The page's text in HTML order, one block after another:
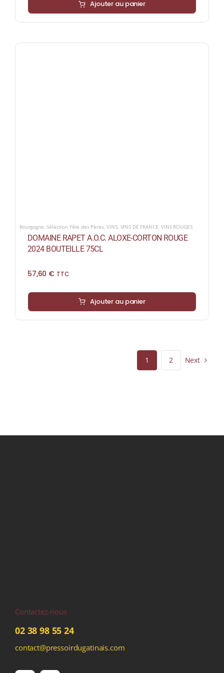
Ajouter au panier
Bourgogne,Sélection Fête des Pères,VINS, VINS DE FRANCE,VINS ROUGES
DOMAINE RAPET A.O.C. ALOXE-CORTON ROUGE
2024 BOUTEILLE 75CL
57,60 € TTC
Ajouter au panier
1 2 Next
Contactez-nous
02 38 98 55 24
contact@pressoirdugatinais.com